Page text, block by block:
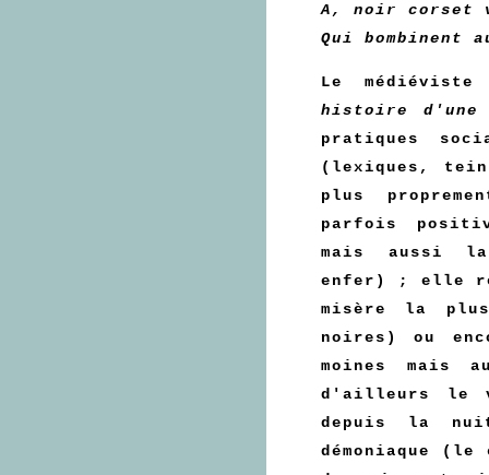
A, noir corset
Qui bombinent
Le
histoire
pratiques
(lexiques,
plus
parfois
mais aussi
enfer) ; elle
misère la
noires) ou
moines mais
d'ailleurs le
depuis la
démoniaque